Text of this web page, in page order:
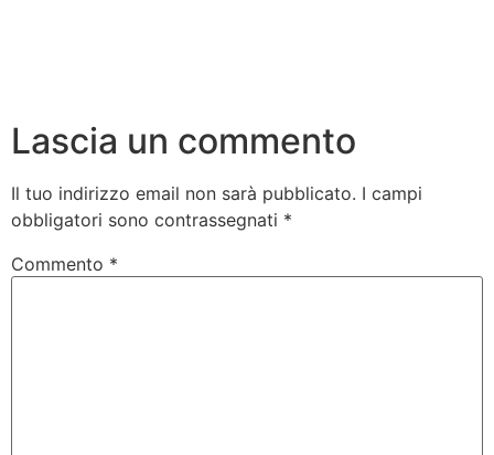
Lascia un commento
Il tuo indirizzo email non sarà pubblicato. I campi
obbligatori sono contrassegnati *
Commento *